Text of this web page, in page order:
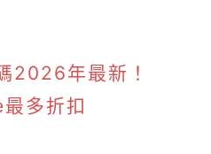
2026年最新！
多折扣